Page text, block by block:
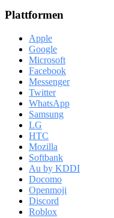
Plattformen
Apple
Google
Microsoft
Facebook
Messenger
Twitter
WhatsApp
Samsung
LG
HTC
Mozilla
Softbank
Au by KDDI
Docomo
Openmoji
Discord
Roblox